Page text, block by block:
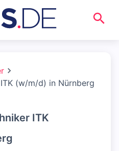
(w/m/d) in Nürnberg
ITK